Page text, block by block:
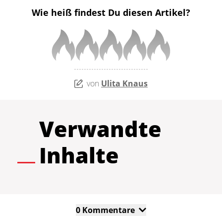
Wie heiß findest Du diesen Artikel?
von Ulita Knaus
Verwandte
Inhalte
0 Kommentare